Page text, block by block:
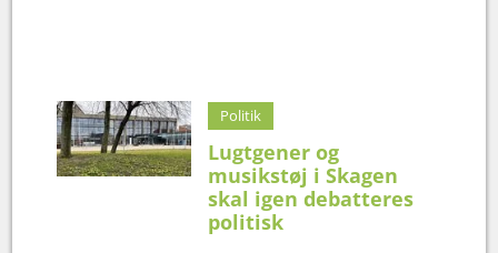
Politik
Lugtgener og
musikstøj i Skagen
skal igen debatteres
politisk